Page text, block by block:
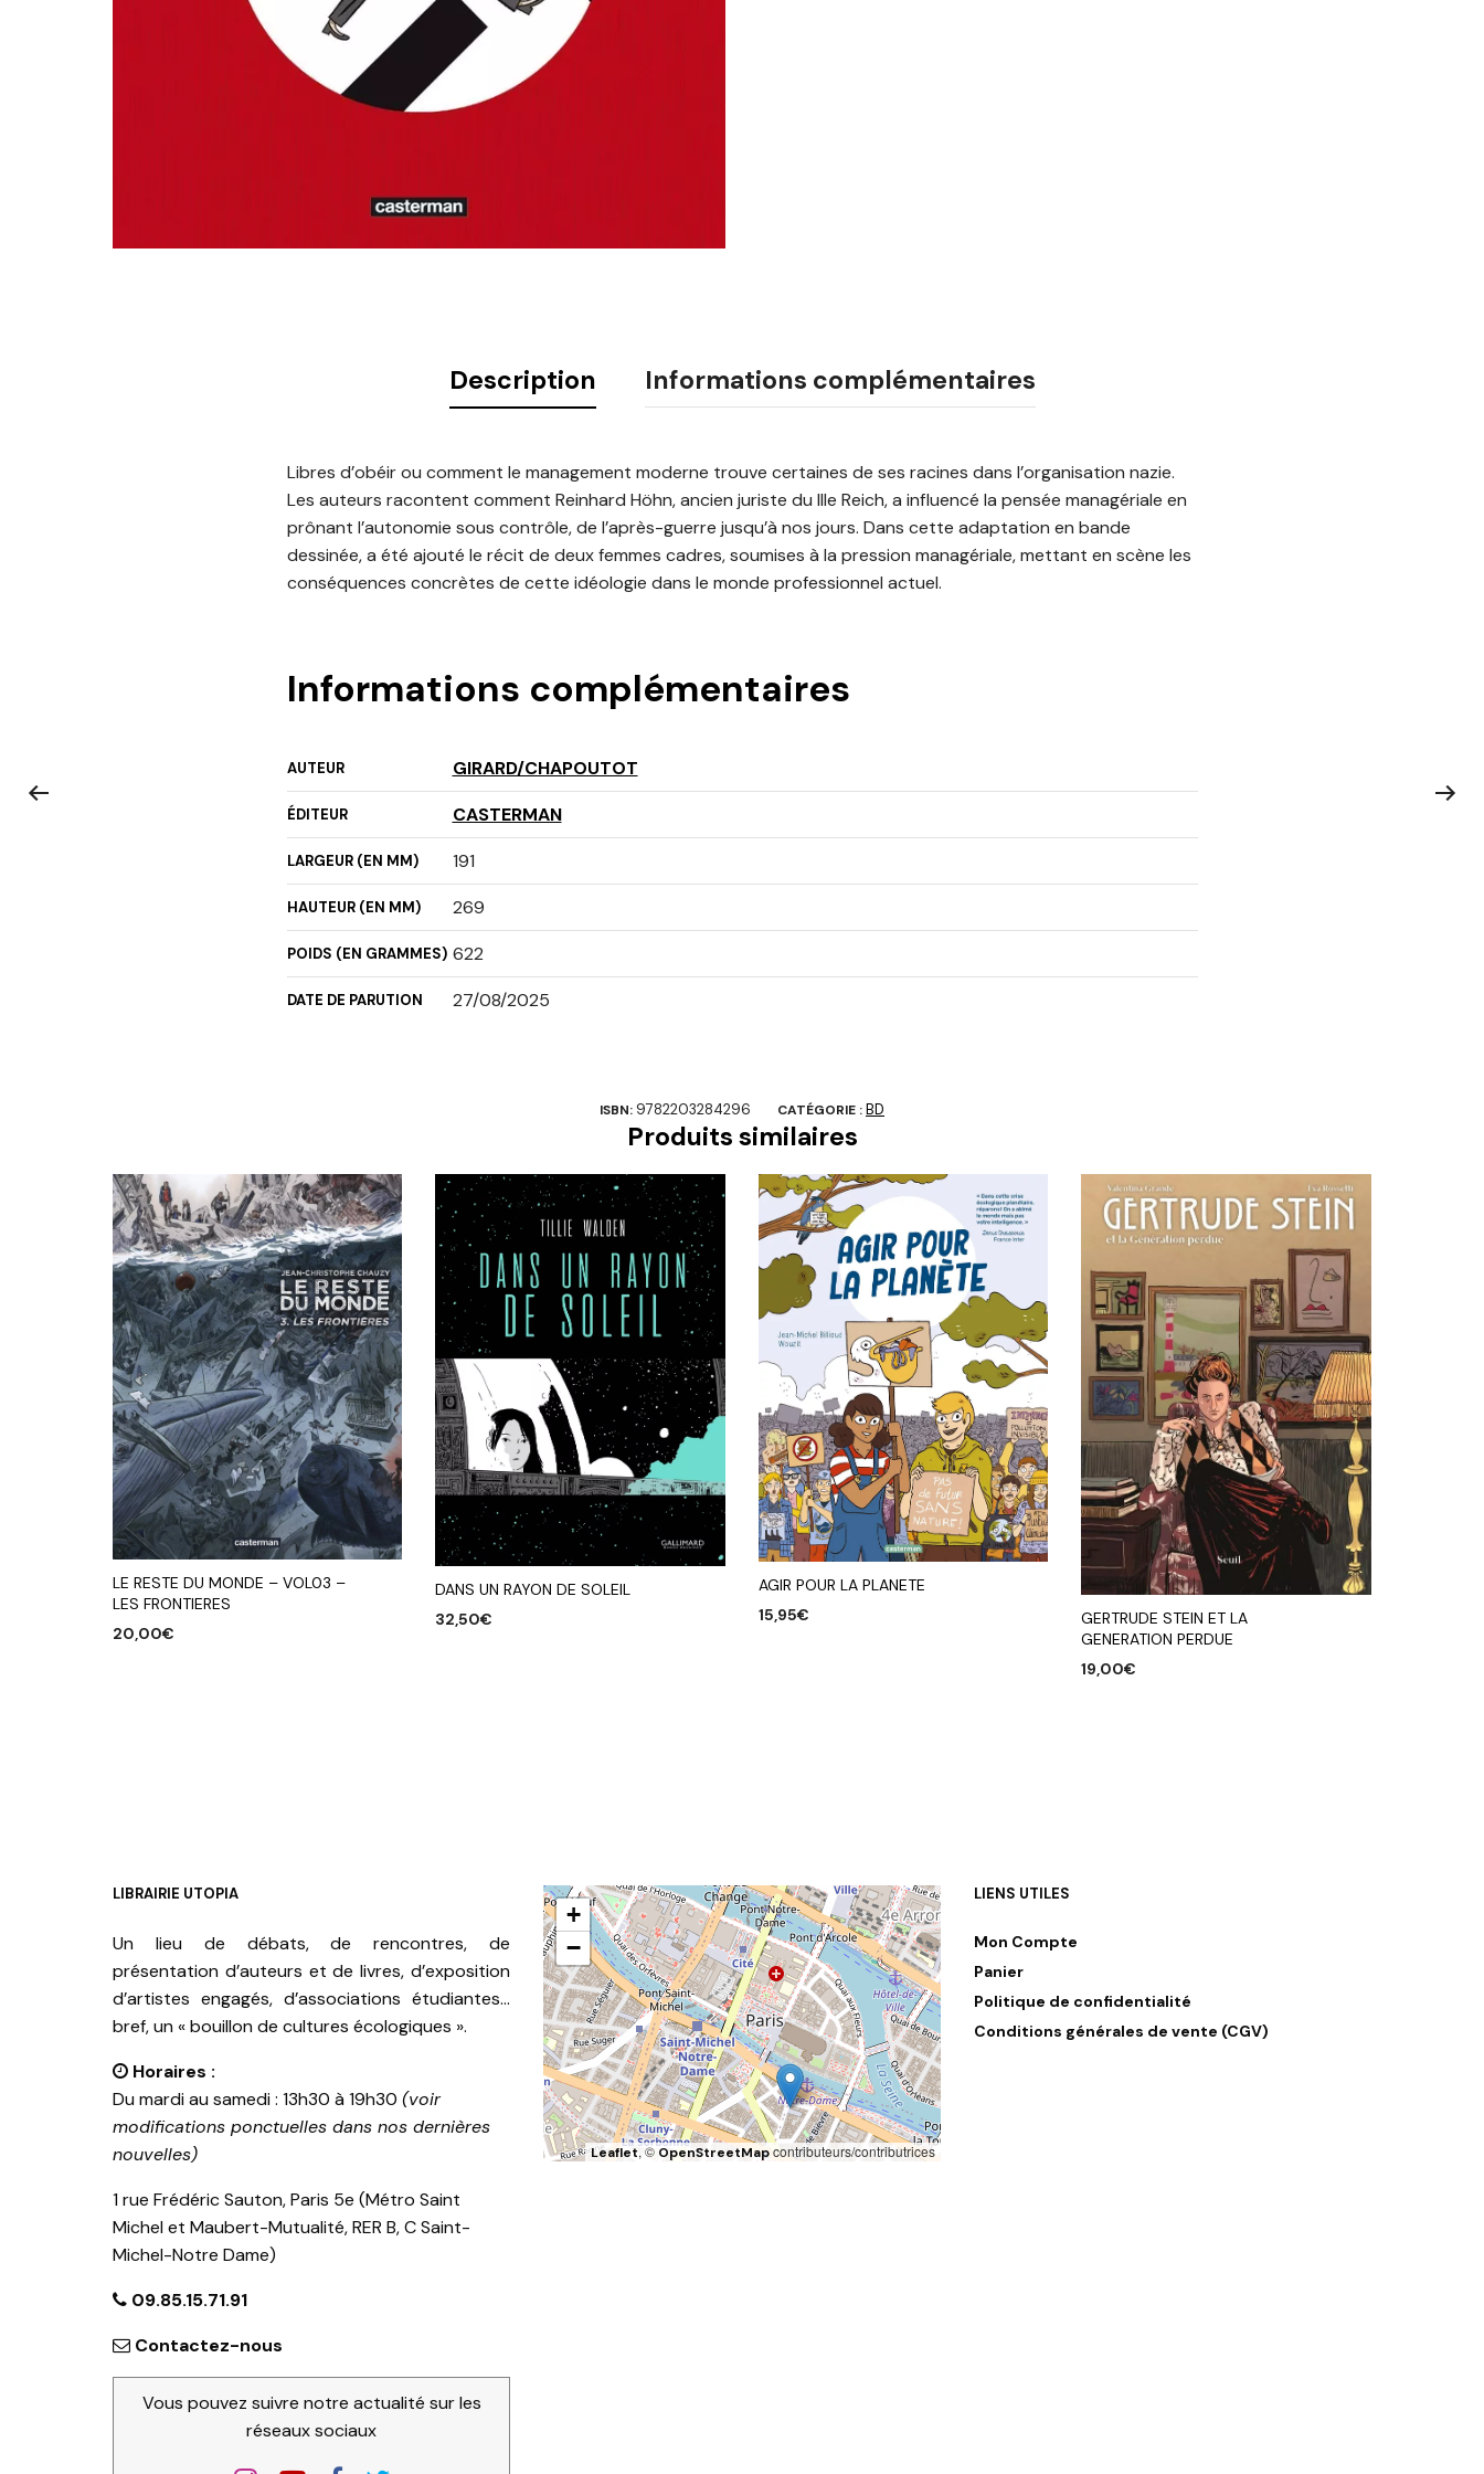
Description Informations complémentaires
Libres d’obéir ou comment le management moderne trouve certaines de ses racines dans l’organisation nazie.
Les auteurs racontent comment Reinhard Höhn, ancien juriste du IIIe Reich, a influencé la pensée managériale en
prônant l’autonomie sous contrôle, de l’après-guerre jusqu’à nos jours. Dans cette adaptation en bande
dessinée, a été ajouté le récit de deux femmes cadres, soumises à la pression managériale, mettant en scène les
conséquences concrètes de cette idéologie dans le monde professionnel actuel.
Informations complémentaires
AUTEUR GIRARD/CHAPOUTOT
ÉDITEUR CASTERMAN
LARGEUR (EN MM) 191
HAUTEUR (EN MM) 269
POIDS (EN GRAMMES) 622
DATE DE PARUTION 27/08/2025
ISBN: 9782203284296 CATÉGORIE :BD
Produits similaires
LE RESTE DU MONDE – VOL03 –
LES FRONTIERES
20,00€
DANS UN RAYON DE SOLEIL
32,50€
AGIR POUR LA PLANETE
15,95€
GERTRUDE STEIN ET LA
GENERATION PERDUE
19,00€
LIBRAIRIE UTOPIA
Un lieu de débats, de rencontres, de
présentation d’auteurs et de livres, d’exposition
d’artistes engagés, d’associations étudiantes…
bref, un « bouillon de cultures écologiques ».
Horaires :
Du mardi au samedi : 13h30 à 19h30 (voir
modifications ponctuelles dans nos dernières
nouvelles)
1 rue Frédéric Sauton, Paris 5e (Métro Saint
Michel et Maubert-Mutualité, RER B, C Saint-
Michel-Notre Dame)
09.85.15.71.91
Contactez-nous
Vous pouvez suivre notre actualité sur les
réseaux sociaux
+
−
Leaflet, ©OpenStreetMapcontributeurs/contributrices
LIENS UTILES
Mon Compte
Panier
Politique de confidentialité
Conditions générales de vente (CGV)